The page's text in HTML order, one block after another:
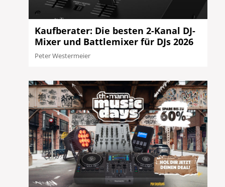
Kaufberater: Die besten 2-Kanal DJ-
Mixer und Battlemixer für DJs 2026
Peter Westermeier